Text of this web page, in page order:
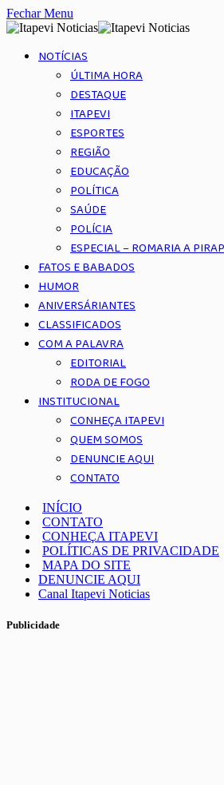
Fechar Menu
NOTÍCIAS
ÚLTIMA HORA
DESTAQUE
ITAPEVI
ESPORTES
REGIÃO
EDUCAÇÃO
POLÍTICA
SAÚDE
POLÍCIA
ESPECIAL – ROMARIA A
FATOS E BABADOS
HUMOR
ANIVERSÁRIANTES
CLASSIFICADOS
COM A PALAVRA
EDITORIAL
RODA DE FOGO
INSTITUCIONAL
CONHEÇA ITAPEVI
QUEM SOMOS
DENUNCIE AQUI
CONTATO
INÍCIO
CONTATO
CONHEÇA ITAPEVI
POLÍTICAS DE PRIVACIDADE
MAPA DO SITE
DENUNCIE AQUI
Canal Itapevi Noticias
Publicidade